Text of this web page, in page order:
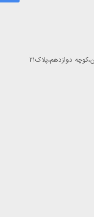
تهران، خیابان بهشتی،خیابان پاکستان،کوچه دوازدهم،پلاک۲۱